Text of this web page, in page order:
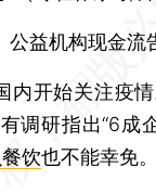
公益机构现金流
开始关注疫情
调研指出“6成
饮也不能幸免。